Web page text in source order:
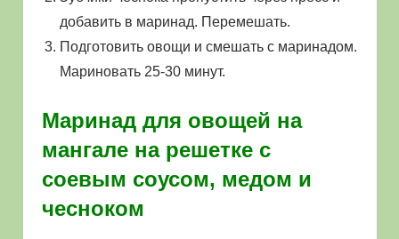
добавить в маринад. Перемешать.
Подготовить овощи и смешать с маринадом.
Мариновать 25-30 минут.
Маринад для овощей на
мангале на решетке с
соевым соусом, медом и
чесноком